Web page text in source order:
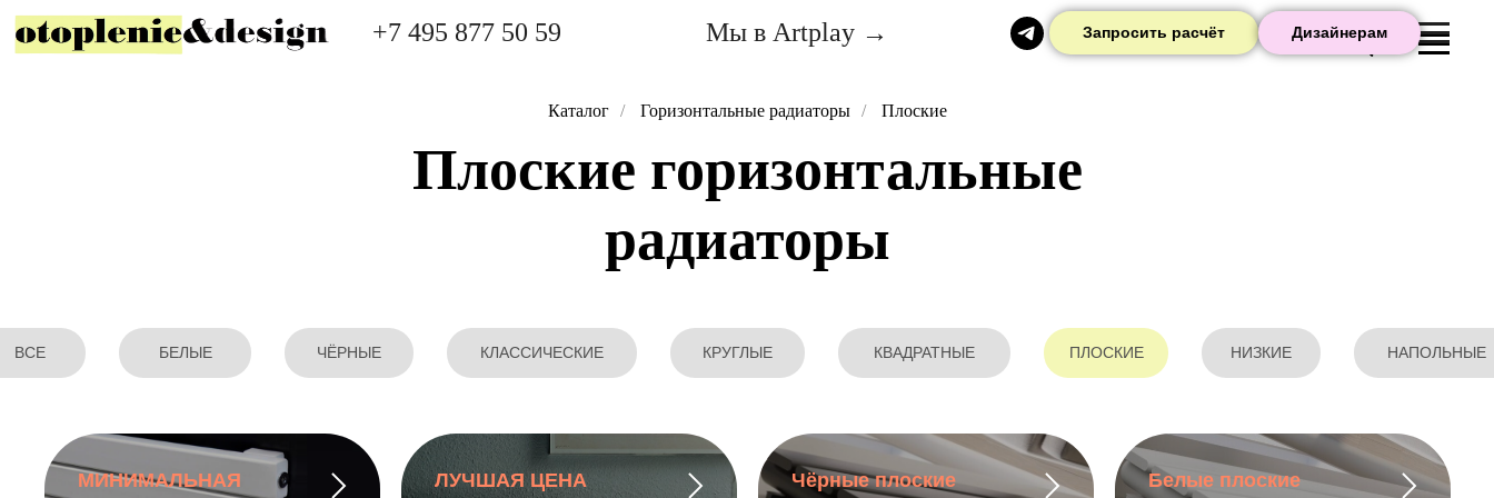
+7 495 877 50 59 Мы в Artplay → Запросить расчёт Дизайнерам
Каталог / Горизонтальные радиаторы / Плоские
Плоские горизонтальные
радиаторы
ВСЕ БЕЛЫЕ ЧЁРНЫЕ КРУГЛЫЕ КВАДРАТНЫЕ ПЛОСКИЕ НИЗКИЕ НАПОЛЬНЫЕ
КЛАССИЧЕСКИЕ
МИНИМАЛЬНАЯ
ЛУЧШАЯ ЦЕНА
Чёрные плоские Белые плоские